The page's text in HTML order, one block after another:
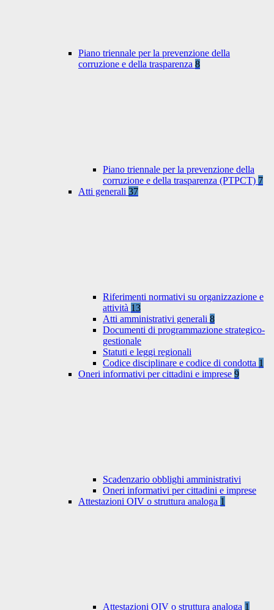
Piano triennale per la prevenzione della
corruzione e della trasparenza 8
Piano triennale per la prevenzione della
corruzione e della trasparenza (PTPCT) 7
Atti generali 37
Riferimenti normativi su organizzazione e
attività 13
Atti amministrativi generali 8
Documenti di programmazione strategico-
gestionale
Statuti e leggi regionali
Codice disciplinare e codice di condotta 1
Oneri informativi per cittadini e imprese 9
Scadenzario obblighi amministrativi
Oneri informativi per cittadini e imprese
Attestazioni OIV o struttura analoga 1
Attestazioni OIV o struttura analoga 1